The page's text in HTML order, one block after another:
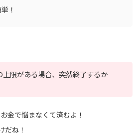
！
上限がある場合、突然終了するか
金で悩まなくて済むよ！
だね！